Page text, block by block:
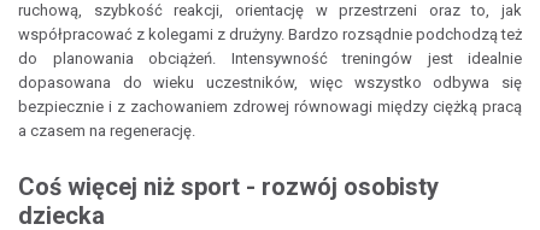
ruchową, szybkość reakcji, orientację w przestrzeni oraz to, jak
współpracować z kolegami z drużyny. Bardzo rozsądnie podchodzą też
do planowania obciążeń. Intensywność treningów jest idealnie
dopasowana do wieku uczestników, więc wszystko odbywa się
bezpiecznie i z zachowaniem zdrowej równowagi między ciężką pracą
a czasem na regenerację.
Coś więcej niż sport - rozwój osobisty
dziecka